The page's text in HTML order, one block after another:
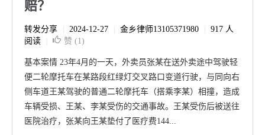
赔？
转发分享 2024-12-27 金乡律师13105371980
917 人
阅读
赞 (1)
基本案情 23年4月的一天，外卖员张某在送外卖途中驾驶轻
便二轮摩托车在某路段红绿灯交叉路口变道行驶，与同向右
侧车道王某驾驶的普通二轮摩托车（搭乘李某）相撞，造成
车辆受损、王某、李某受伤的交通事故。王某受伤后被送往
医院治疗，张某向王某垫付了医疗费144...